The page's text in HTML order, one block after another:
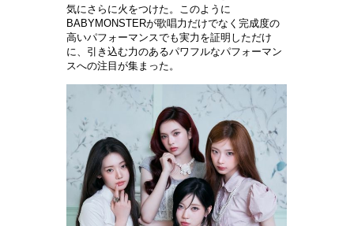
気にさらに火をつけた。このように
BABYMONSTERが歌唱力だけでなく完成度の
高いパフォ ーマンスでも実力を証明しただけ
に、引き 込む力のあるパワフルなパフォ ーマン
スへの注目が集まった。